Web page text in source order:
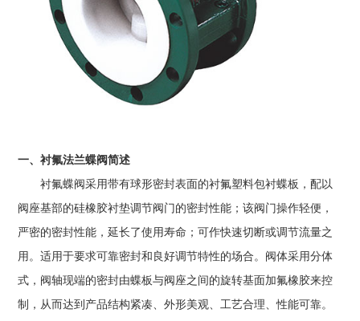
一、衬氟法兰蝶阀简述
衬氟蝶阀采用带有球形密封表面的衬氟塑料包衬蝶板，配以
阀座基部的硅橡胶衬垫调节阀门的密封性能；该阀门操作轻便，
严密的密封性能，延长了使用寿命；可作快速切断或调节流量之
用。适用于要求可靠密封和良好调节特性的场合。阀体采用分体
式，阀轴现端的密封由蝶板与阀座之间的旋转基面加氟橡胶来控
制，从而达到产品结构紧凑、外形美观、工艺合理、性能可靠。